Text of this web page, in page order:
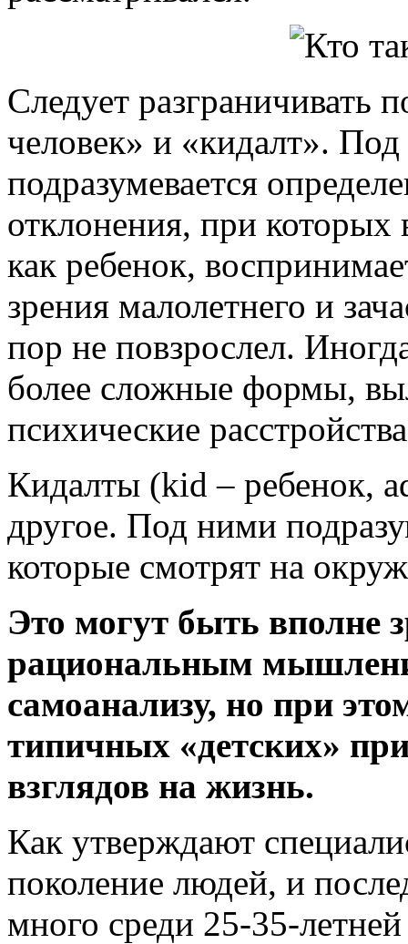
Следует разграничивать
человек» и «кидалт».
подразумевается
отклонения, при которых
как ребенок,
зрения малолетнего и
пор не повзрослел.
более сложные формы,
психические
Кидалты (kid – ребенок,
другое. Под ними
которые смотрят на
Это могут быть вполне
рациональным
самоанализу, но при
типичных «детских»
взглядов на жизнь.
Как утверждают
поколение людей, и
много среди 25-35-